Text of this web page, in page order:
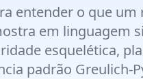
entender o que um
em linguagem
esquelética,
padrão Greulich-